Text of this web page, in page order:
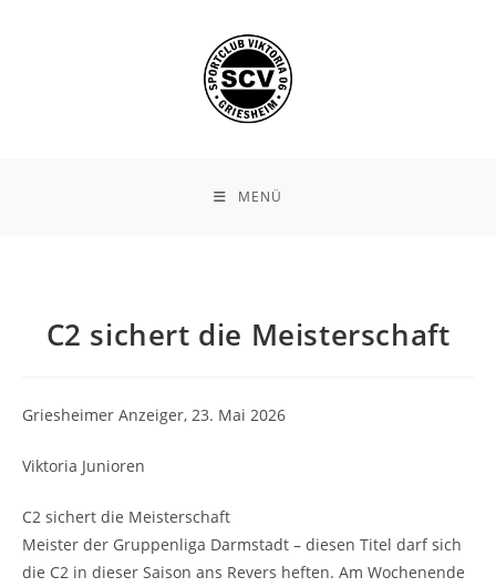
MENÜ
C2 sichert die Meisterschaft
Griesheimer Anzeiger, 23. Mai 2026
Viktoria Junioren
C2 sichert die Meisterschaft
Meister der Gruppenliga Darmstadt – diesen Titel darf sich
die C2 in dieser Saison ans Revers heften. Am Wochenende